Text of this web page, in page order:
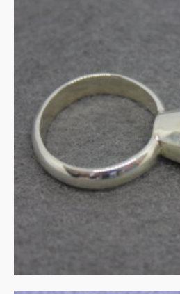
Zilveren
€
MEER